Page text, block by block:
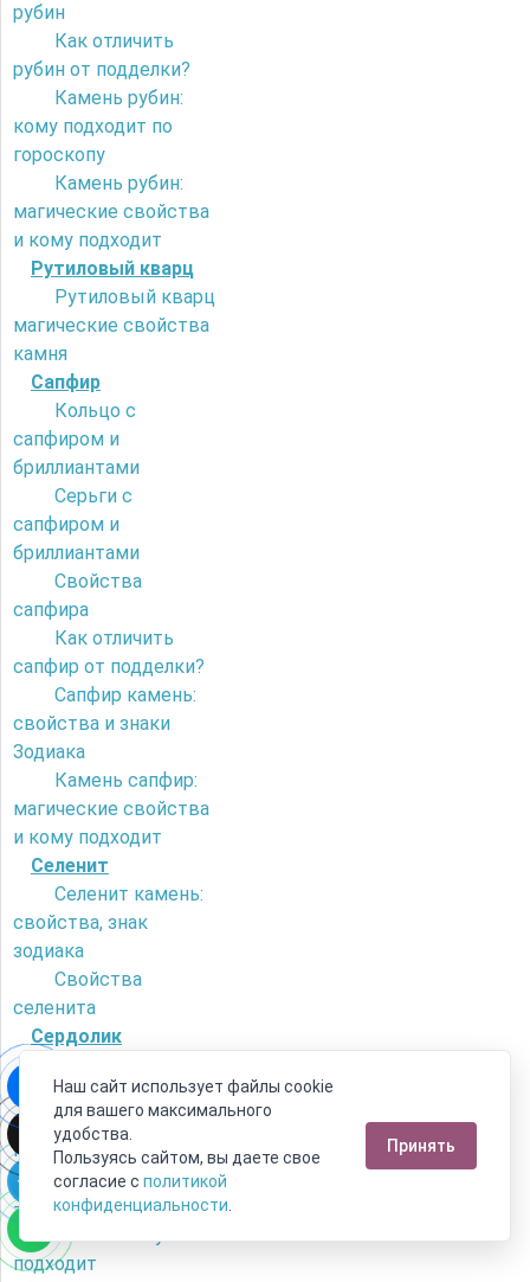
рубин
Как отличить
рубин от подделки?
Камень рубин:
кому подходит по
гороскопу
Камень рубин:
магические свойства
и кому подходит
Рутиловый кварц
Рутиловый кварц
магические свойства
камня
Сапфир
Кольцо с
сапфиром и
бриллиантами
Серьги с
сапфиром и
бриллиантами
Свойства
сапфира
Как отличить
сапфир от подделки?
Сапфир камень:
свойства и знаки
Зодиака
Камень сапфир:
магические свойства
и кому подходит
Селенит
Селенит камень:
свойства, знак
зодиака
Свойства
селенита
Сердолик
сердолик от
искусственного
камня?
Камень сердолик
- его магические
свойства и кому
подходит
Наш сайт использует файлы cookie
для вашего максимального
удобства.
Пользуясь сайтом, вы даете свое
согласие с политикой
конфиденциальности
Принять